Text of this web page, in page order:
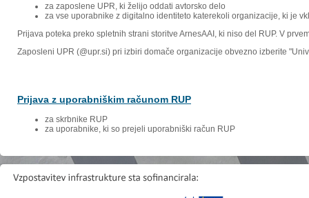
za zaposlene UPR, ki želijo oddati avtorsko delo
za vse uporabnike z digitalno identiteto katerekoli organizacije, ki je
Prijava poteka preko spletnih strani storitve ArnesAAI, ki niso del RUP. V
Zaposleni UPR (@upr.si) pri izbiri domače organizacije obvezno izberite
Prijava z uporabniškim računom RUP
za skrbnike RUP
za uporabnike, ki so prejeli uporabniški račun RUP